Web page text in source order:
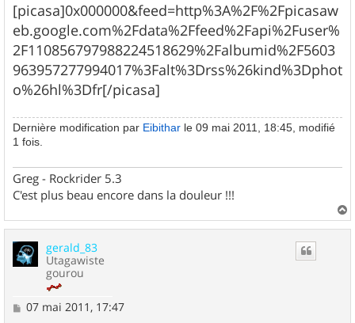
[picasa]0x000000&feed=http%3A%2F%2Fpicasaw
eb.google.com%2Fdata%2Ffeed%2Fapi%2Fuser%
2F110856797988224518629%2Falbumid%2F5603
963957277994017%3Falt%3Drss%26kind%3Dphot
o%26hl%3Dfr[/picasa]
Dernière modification par Eibithar le 09 mai 2011, 18:45, modifié
1 fois.
Greg - Rockrider 5.3
C'est plus beau encore dans la douleur !!!
a
gerald_83
Utagawiste
gourou
M
07 mai 2011, 17:47